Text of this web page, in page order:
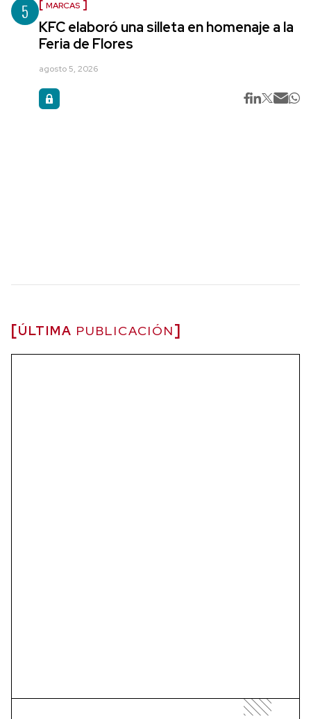
5 MARCAS
KFC elaboró una silleta en homenaje a la
Feria de Flores
agosto 5, 2026
ÚLTIMA PUBLICACIÓN